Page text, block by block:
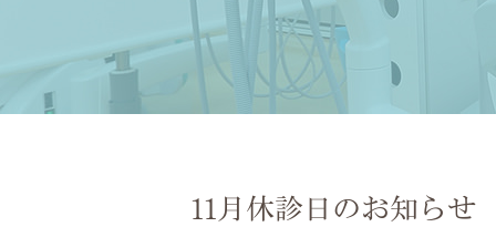
11月休診日のお知らせ